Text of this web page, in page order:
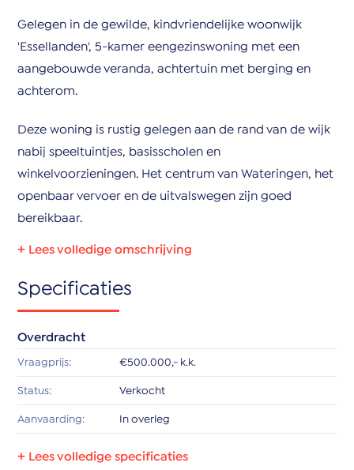
Gelegen in de gewilde, kindvriendelijke woonwijk
'Essellanden', 5-kamer eengezinswoning met een
aangebouwde veranda, achtertuin met berging en
achterom.
Deze woning is rustig gelegen aan de rand van de wijk
nabij speeltuintjes, basisscholen en
winkelvoorzieningen. Het centrum van Wateringen, het
openbaar vervoer en de uitvalswegen zijn goed
bereikbaar.
Begane grond:
Entree, hal met meterkast, toilet met fonteintje en
heeft een loopdeur naar de achtertuin met sfeervolle
veranda. De tuin heeft een houten berging en is tevens
Aan de voorzijde bevindt zich de L-vormige open
Specificaties
Overdracht
Vraagprijs: €500.000,- k.k.
Status: Verkocht
Aanvaarding: In overleg
Bouw